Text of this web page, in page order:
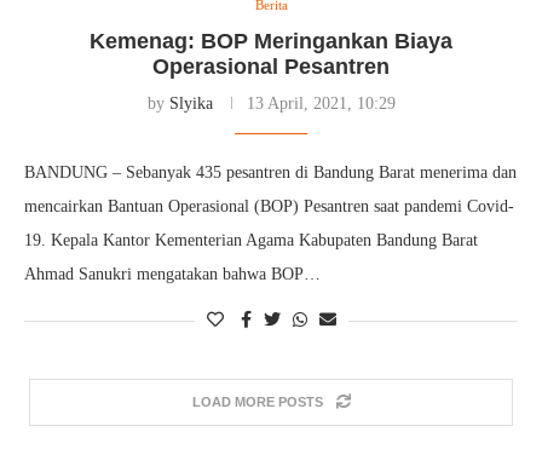
Berita
Kemenag: BOP Meringankan Biaya
Operasional Pesantren
by Slyika 13 April, 2021, 10:29
BANDUNG – Sebanyak 435 pesantren di Bandung Barat menerima dan
mencairkan Bantuan Operasional (BOP) Pesantren saat pandemi Covid-
19. Kepala Kantor Kementerian Agama Kabupaten Bandung Barat
Ahmad Sanukri mengatakan bahwa BOP…
LOAD MORE POSTS